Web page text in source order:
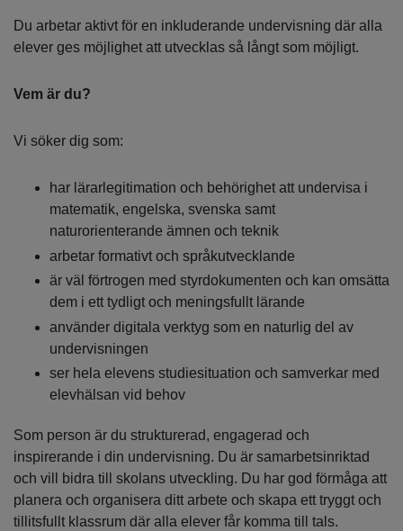
Du arbetar aktivt för en inkluderande undervisning där alla
elever ges möjlighet att utvecklas så långt som möjligt.
Vem är du?
Vi söker dig som:
har lärarlegitimation och behörighet att undervisa i
matematik, engelska, svenska samt
naturorienterande ämnen och teknik
arbetar formativt och språkutvecklande
är väl förtrogen med styrdokumenten och kan omsätta
dem i ett tydligt och meningsfullt lärande
använder digitala verktyg som en naturlig del av
undervisningen
ser hela elevens studiesituation och samverkar med
elevhälsan vid behov
Som person är du strukturerad, engagerad och
inspirerande i din undervisning. Du är samarbetsinriktad
och vill bidra till skolans utveckling. Du har god förmåga att
planera och organisera ditt arbete och skapa ett tryggt och
tillitsfullt klassrum där alla elever får komma till tals.